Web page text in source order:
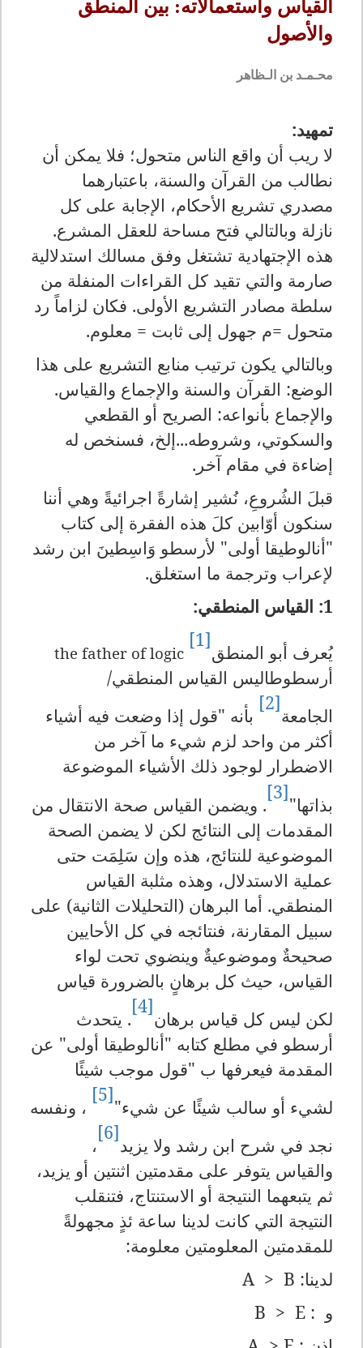
القياس واستعمالاته: بين المنطق
والأصول
محـمـد بن الـظاهر
تمهيد:
لا ريب أن واقع الناس متحول؛ فلا يمكن أن
نطالب من القرآن والسنة، باعتبارهما
مصدري تشريع الأحكام، الإجابة على كل
نازلة وبالتالي فتح مساحة للعقل المشرع.
هذه الإجتهادية تشتغل وفق مسالك استدلالية
صارمة والتي تقيد كل القراءات المنفلة من
سلطة مصادر التشريع الأولى. فكان لزاماً رد
متحول =م جهول إلى ثابت = معلوم.
وبالتالي يكون ترتيب منابع التشريع على هذا
الوضع: القرآن والسنة والإجماع والقياس.
والإجماع بأنواعه: الصريح أو القطعي
والسكوتي، وشروطه...إلخ، فسنخص له
إضاءة في مقام آخر.
قبلَ الشُروعِ، نُشير إشارةً اجرائيةً وهي أننا
سنكون أوّابين كلَ هذه الفقرة إلى كتاب
"أنالوطيقا أولى" لأرسطو وَاسِطينَ ابن رشد
لإعراب وترجمة ما استغلق.
1: القياس المنطقي:
يُعرف أبو المنطق
[1]
the father of logic
أرسطوطاليس القياس المنطقي/
الجامعة
[2]
بأنه "قول إذا وضعت فيه أشياء
أكثر من واحد لزم شيء ما آخر من
الاضطرار لوجود ذلك الأشياء الموضوعة
بذاتها"
[3]
. ويضمن القياس صحة الانتقال من
المقدمات إلى النتائج لكن لا يضمن الصحة
الموضوعية للنتائج، هذه وإن سَلِمَت حتى
عملية الاستدلال، وهذه مثلبة القياس
المنطقي. أما البرهان (التحليلات الثانية) على
سبيل المقارنة، فنتائجه في كل الأحايين
صحيحةٌ وموضوعيةٌ وينضوي تحت لواء
القياس، حيث كل برهانٍ بالضرورة قياس
لكن ليس كل قياس برهان
[4]
. يتحدث
أرسطو في مطلع كتابه "أنالوطيقا أولى" عن
المقدمة فيعرفها ب "قول موجب شيئًا
لشيء أو سالب شيئًا عن شيء"
[5]
، ونفسه
نجد في شرح ابن رشد ولا يزيد
[6]
،
والقياس يتوفر على مقدمتين اثنتين أو يزيد،
ثم يتبعهما النتيجة أو الاستنتاج، فتنقلب
النتيجة التي كانت لدينا ساعة ئذٍ مجهولةً
للمقدمتين المعلومتين معلومة:
لدينا:
A > B
و :
B > E